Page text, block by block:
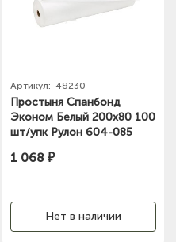
Артикул: 48230
Простыня Спанбонд
Эконом Белый 200х80 100
шт/упк Рулон 604-085
1 068 ₽
Нет в наличии